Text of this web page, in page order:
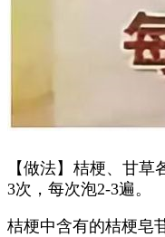
【做法】桔梗、甘
3次，每次泡2-3遍。
桔梗中含有的桔梗皂